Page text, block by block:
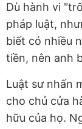
Dù hành vi
pháp luật,
biết có nhiều
tiền, nên anh
Luật sư nhấn
cho chủ cửa
hữu của họ.